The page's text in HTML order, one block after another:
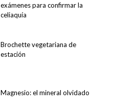
exámenes para confirmar la
celiaquía
Brochette vegetariana de
estación
Magnesio: el mineral olvidado